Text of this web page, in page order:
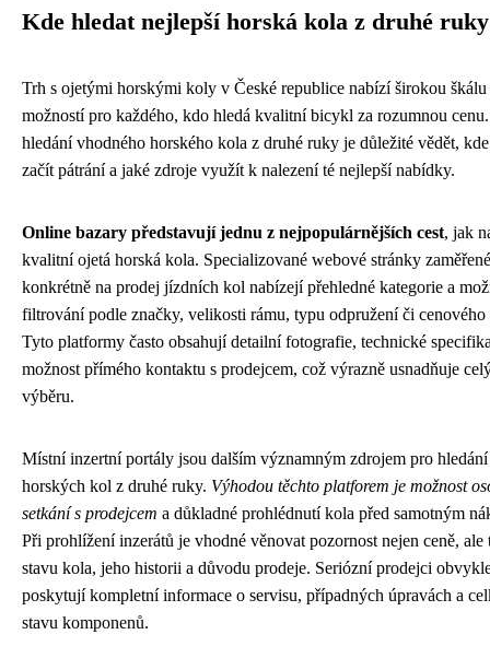
Kde hledat nejlepší horská kola z druhé ruky
Trh s ojetými horskými koly v České republice nabízí širokou škálu
možností pro každého, kdo hledá kvalitní bicykl za rozumnou
hledání vhodného horského kola z druhé ruky je důležité vědět,
začít pátrání a jaké zdroje využít k nalezení té nejlepší nabídky.
Online bazary představují jednu z nejpopulárnějších cest, jak
kvalitní ojetá horská kola. Specializované webové stránky zaměřené
konkrétně na prodej jízdních kol nabízejí přehledné kategorie a
filtrování podle značky, velikosti rámu, typu odpružení či cenového
Tyto platformy často obsahují detailní fotografie, technické
možnost přímého kontaktu s prodejcem, což výrazně usnadňuje
výběru.
Místní inzertní portály jsou dalším významným zdrojem pro hledání
horských kol z druhé ruky. Výhodou těchto platforem je možnost
setkání s prodejcem a důkladné prohlédnutí kola před samotným
Při prohlížení inzerátů je vhodné věnovat pozornost nejen ceně, ale
stavu kola, jeho historii a důvodu prodeje. Seriózní prodejci
poskytují kompletní informace o servisu, případných úpravách a
stavu komponenů.